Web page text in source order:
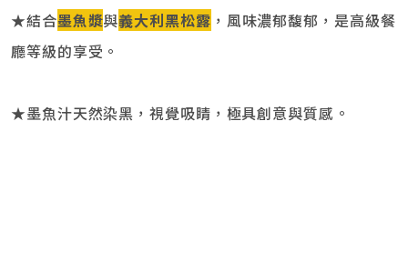
★結合墨魚漿與義大利黑松露 ，風味濃郁馥郁，是高級餐
廳等級的享受。
★墨魚汁天然染黑，視覺吸睛，極具創意與質感。